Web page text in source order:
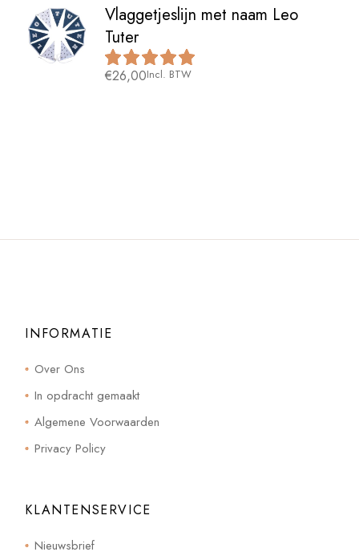
Vlaggetjeslijn met naam Leo
Tuter
€26,00Incl. BTW
INFORMATIE
Over Ons
In opdracht gemaakt
Algemene Voorwaarden
Privacy Policy
KLANTENSERVICE
Nieuwsbrief